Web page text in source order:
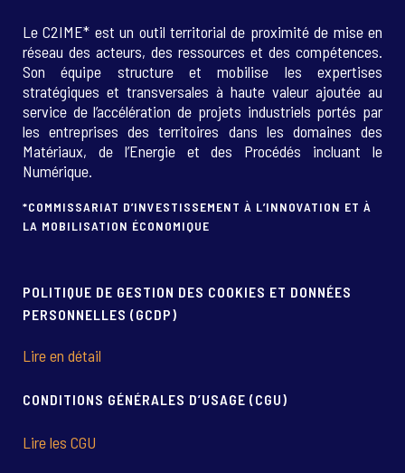
Le C2IME* est un outil territorial de proximité de mise en
réseau des acteurs, des ressources et des compétences.
Son équipe structure et mobilise les expertises
stratégiques et transversales à haute valeur ajoutée au
service de l’accélération de projets industriels portés par
les entreprises des territoires dans les domaines des
Matériaux, de l’Energie et des Procédés incluant le
Numérique.
*COMMISSARIAT D’INVESTISSEMENT À L’INNOVATION ET À
LA MOBILISATION ÉCONOMIQUE
POLITIQUE DE GESTION DES COOKIES ET DONNÉES
PERSONNELLES (GCDP)
Lire en détail
CONDITIONS GÉNÉRALES D’USAGE (CGU)
Lire les CGU